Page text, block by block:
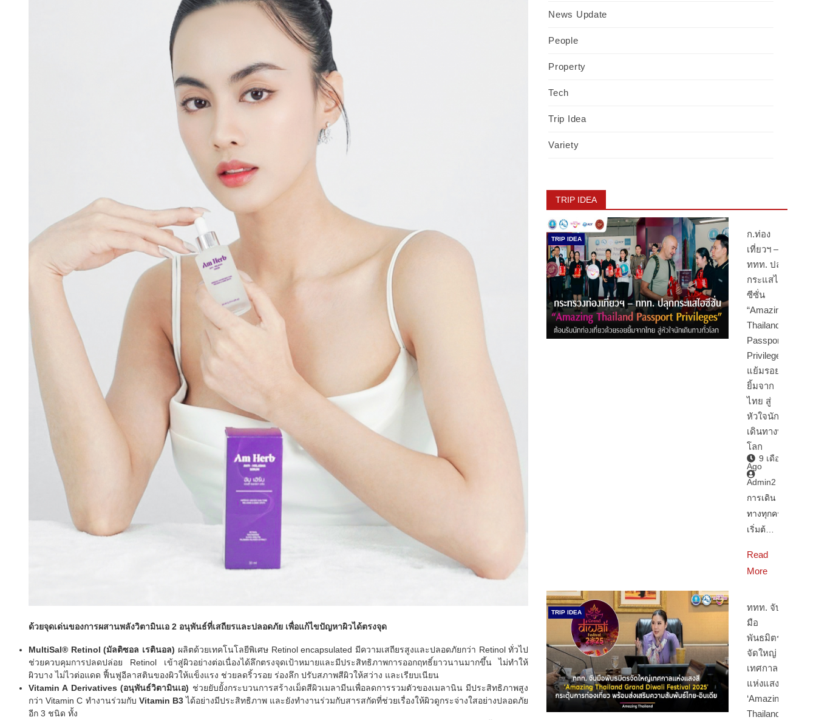
ด้วยจุดเด่นของการผสานพลังวิตามินเอ 2 อนุพันธ์ที่เสถียรและปลอดภัย เพื่อแก้ไขปัญหาผิวได้ตรงจุด
MultiSal® Retinol (มัลติซอล เรตินอล) ผลิตด้วยเทคโนโลยีพิเศษ Retinol encapsulated มีความเสถียรสูงและปลอดภัยกว่า Retinol ทั่วไป
ช่วยควบคุมการปลดปล่อย Retinol เข้าสู่ผิวอย่างต่อเนื่องได้ลึกตรงจุดเป้าหมายและมีประสิทธิภาพการออกฤทธิ์ยาวนานมากขึ้น ไม่ทำให้
ผิวบาง ไม่ไวต่อแดด ฟื้นฟูอีลาสตินของผิวให้แข็งแรง ช่วยลดริ้วรอย ร่องลึก ปรับสภาพสีผิวให้สว่าง และเรียบเนียน
Vitamin A Derivatives (อนุพันธ์วิตามินเอ) ช่วยยับยั้งกระบวนการสร้างเม็ดสีผิวเมลามีนเพื่อลดการรวมตัวของเมลานิน มีประสิทธิภาพสูง
กว่า Vitamin C ทำงานร่วมกับ Vitamin B3ได้อย่างมีประสิทธิภาพ และยังทำงานร่วมกับสารสกัดที่ช่วยเรื่องให้ผิวดูกระจ่างใสอย่างปลอดภัย
อีก 3 ชนิด ทั้ง
News Update
People
Property
Tech
Trip Idea
Variety
TRIP IDEA
TRIP IDEA
ก.ท่อง
เที่ยวฯ –
ททท. ปลุก
กระแสไฮ
ซีซั่น
“Amazing
Thailand
Passport
Privileges”
แย้มรอย
ยิ้มจาก
ไทย สู่
หัวใจนัก
เดินทางทั่ว
โลก
9 เดือน
Ago
Admin2
การเดิน
ทางทุกครั้ง
เริ่มต้…
Read
More
TRIP IDEA
ททท. จับ
มือ
พันธมิตร
จัดใหญ่
เทศกาล
แห่งแสงสี
‘Amazing
Thailand